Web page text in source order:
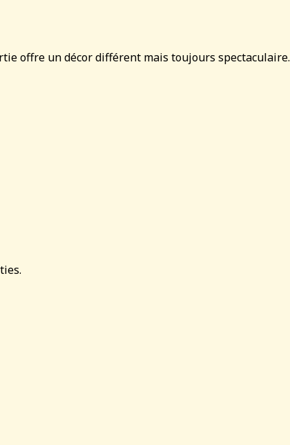
offre un décor différent mais toujours spectaculaire.